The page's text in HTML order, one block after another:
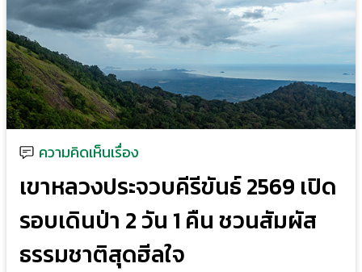
ความคิดเห็นเรื่อง
เขาหลวงประจวบคีรีขันธ์ 2569 เปิด
รอบเดินป่า 2 วัน 1 คืน ชวนสัมผัส
ธรรมชาติสุดฮีลใจ